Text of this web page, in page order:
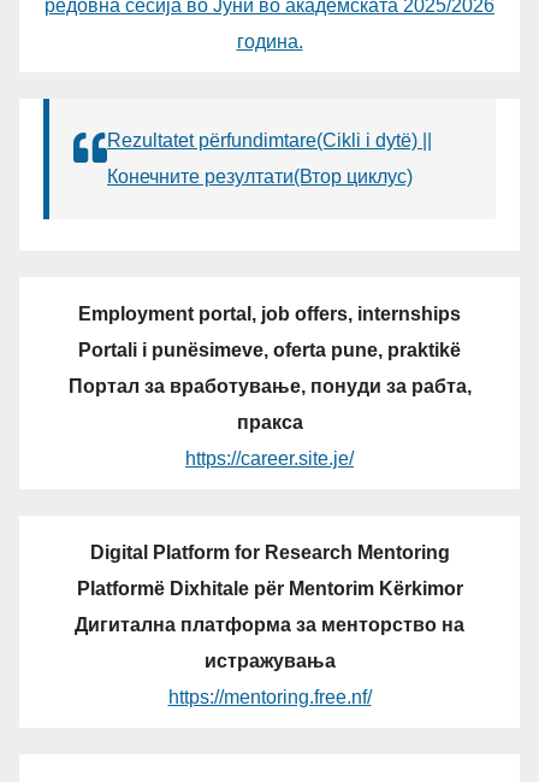
редовна сесија во Јуни во академската 2025/2026
година.
Rezultatet përfundimtare(Cikli i dytë) ||
Конечните резултати(Втор циклус)
Employment portal, job offers, internships
Portali i punësimeve, oferta pune, praktikë
Портал за вработување, понуди за рабта,
пракса
https://career.site.je/
Digital Platform for Research Mentoring
Platformë Dixhitale për Mentorim Kërkimor
Дигитална платформа за менторство на
истражувања
https://mentoring.free.nf/